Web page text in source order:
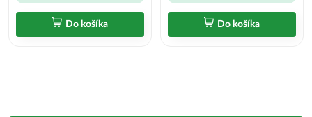
Do košíka Do košíka